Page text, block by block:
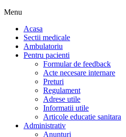
Menu
Acasa
Sectii medicale
Ambulatoriu
Pentru pacienti
Formular de feedback
Acte necesare internare
Preturi
Regulament
Adrese utile
Informatii utile
Articole educatie sanitara
Administrativ
Anunturi